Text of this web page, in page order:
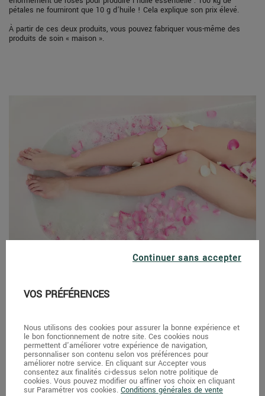
pétales ne fourniront que 10 g d’huile ! Cela explique son prix élevé.
À partir de ces deux produits, vous pouvez fabriquer vous-même des
produits de soin « maison ».
Envie d'un bain de fleurs ?
rose. Il vous faut :
- 500 grammes de gros sel gris
- 20 grammes de pétales de roses rouges séchés
- 10 gouttes d’huile essentielle de géranium rosat
- 10 gouttes d’huile essentielle de rose
- 5 gouttes d’huile essentielle de bergamote
Continuer sans accepter
VOS PRÉFÉRENCES
Nous utilisons des cookies pour assurer la bonne expérience et
le bon fonctionnement de notre site. Ces cookies nous
permettent d'améliorer votre expérience de navigation,
personnaliser son contenu selon vos préférences pour
améliorer notre service. En cliquant sur Accepter vous
consentez aux finalités ci-dessus selon notre politique de
cookies. Vous pouvez modifier ou affiner vos choix en cliquant
sur Paramétrer vos cookies. Conditions générales de vente